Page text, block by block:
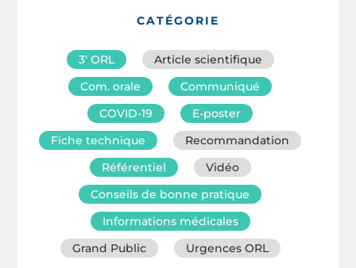
CATÉGORIE
3′ ORL
Article scientifique
Com. orale
Communiqué
COVID-19
E-poster
Fiche technique
Recommandation
Référentiel
Vidéo
Conseils de bonne pratique
Informations médicales
Grand Public
Urgences ORL